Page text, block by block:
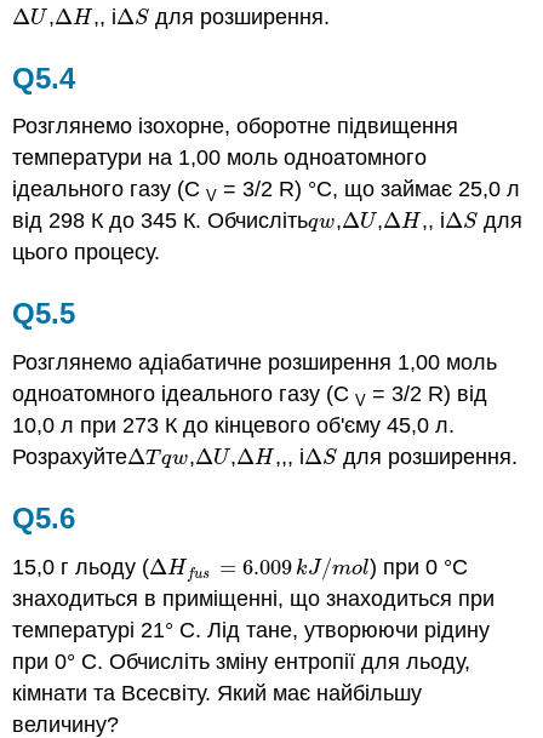
ΔU
ΔU ,ΔH
ΔH ,, іΔS
ΔSдля розширення.
Q5.4
Розглянемо ізохорне, оборотне підвищення
температури на 1,00 моль одноатомного
ідеального газу (CV = 3/2 R) °С, що займає 25,0 л
від 298 К до 345 К. Обчислітьq
qw
w,ΔU
ΔU ,ΔH
ΔH ,, іΔS
ΔS для
цього процесу.
Q5.5
Розглянемо адіабатичне розширення 1,00 моль
одноатомного ідеального газу (CV = 3/2 R) від
10,0 л при 273 К до кінцевого об'єму 45,0 л.
РозрахуйтеΔT
ΔT q
qw
w,ΔU
ΔU ,ΔH
ΔH ,,, іΔS
ΔS для розширення.
Q5.6
15,0 г льоду (ΔH fus = 6.009 kJ/mol
ΔHfus=6.009kJ/mol
) при 0 °C
знаходиться в приміщенні, що знаходиться при
температурі 21° C. Лід тане, утворюючи рідину
при 0° C. Обчисліть зміну ентропії для льоду,
кімнати та Всесвіту. Який має найбільшу
величину?